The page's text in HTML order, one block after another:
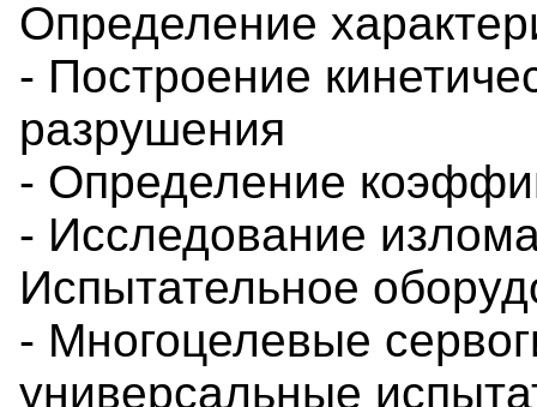
Определение
- Построение
разрушения
- Определение
- Исследование
Испытательное
- Многоцелевые
универсальные